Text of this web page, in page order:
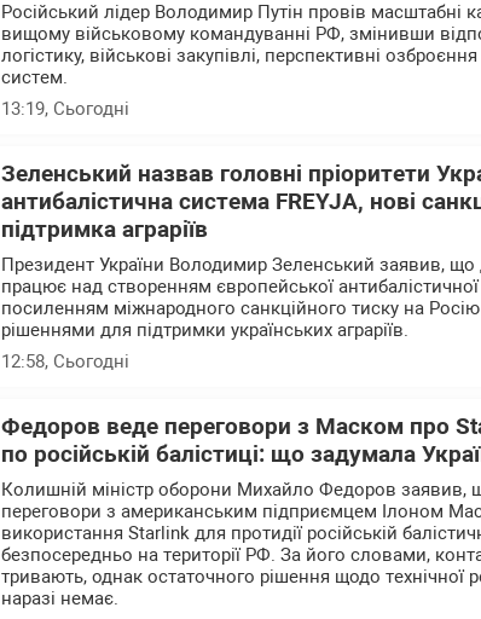
Російський лідер Володимир Путін провів масштабні
вищому військовому командуванні РФ, змінивши
логістику, військові закупівлі, перспективні
систем.
13:19, Сьогодні
Зеленський назвав головні пріоритети
антибалістична система FREYJA, нові
підтримка аграріїв
Президент України Володимир Зеленський заявив,
працює над створенням європейської
посиленням міжнародного санкційного тиску на
рішеннями для підтримки українських аграріїв.
12:58, Сьогодні
Федоров веде переговори з Маском про
по російській балістиці: що задумала
Колишній міністр оборони Михайло Федоров заявив,
переговори з американським підприємцем Ілоном
використання Starlink для протидії російській
безпосередньо на території РФ. За його словами,
тривають, однак остаточного рішення щодо технічної
наразі немає.